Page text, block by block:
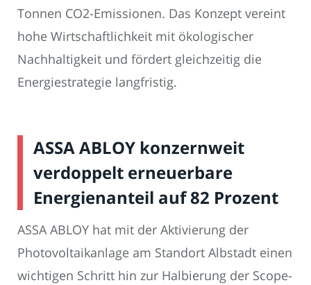
Tonnen CO2-Emissionen. Das Konzept vereint
hohe Wirtschaftlichkeit mit ökologischer
Nachhaltigkeit und fördert gleichzeitig die
Energiestrategie langfristig.
ASSA ABLOY konzernweit
verdoppelt erneuerbare
Energienanteil auf 82 Prozent
ASSA ABLOY hat mit der Aktivierung der
Photovoltaikanlage am Standort Albstadt einen
wichtigen Schritt hin zur Halbierung der Scope-